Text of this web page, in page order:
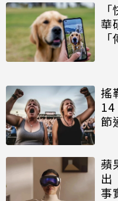
華
搖
14
節
蘋
出
事